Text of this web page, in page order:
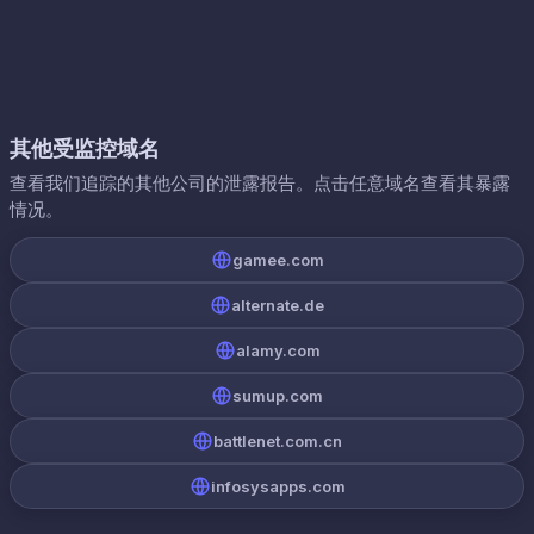
其他受监控域名
查看我们追踪的其他公司的泄露报告。点击任意域名查看其暴露
情况。
gamee.com
alternate.de
alamy.com
sumup.com
battlenet.com.cn
infosysapps.com